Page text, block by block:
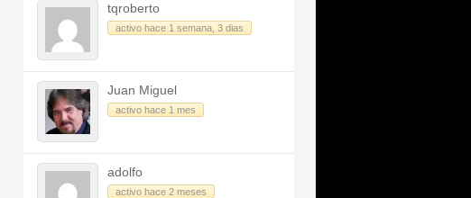
tqroberto
activo hace 1 semana, 3 dias
Juan Miguel
activo hace 1 mes
adolfo
activo hace 2 meses